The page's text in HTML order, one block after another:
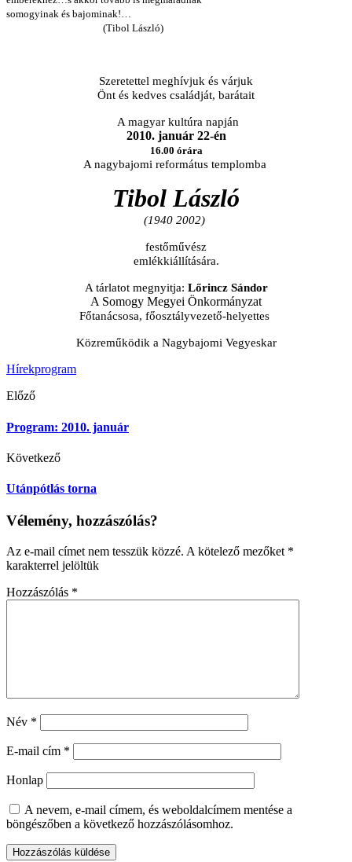
somogyinak és bajominak!…
(Tibol László)
Szeretettel meghívjuk és várjuk
Önt és kedves családját, barátait
A magyar kultúra napján
2010. január 22-én
16.00 órára
A nagybajomi református templomba
Tibol László
(1940 2002)
festőművész
emlékkiállítására.
A tárlatot megnyitja: Lőrincz Sándor
A Somogy Megyei Önkormányzat
Főtanácsosa, főosztályvezető-helyettes
Közreműködik a Nagybajomi Vegyeskar
Hírekprogram
Előző
Program: 2010. január
Következő
Utánpótlás torna
Vélemény, hozzászólás?
Az e-mail címet nem tesszük közzé. A kötelező mezőket *
karakterrel jelöltük
Hozzászólás *
Név *
E-mail cím *
Honlap
A nevem, e-mail címem, és weboldalcímem mentése a
böngészőben a következő hozzászólásomhoz.